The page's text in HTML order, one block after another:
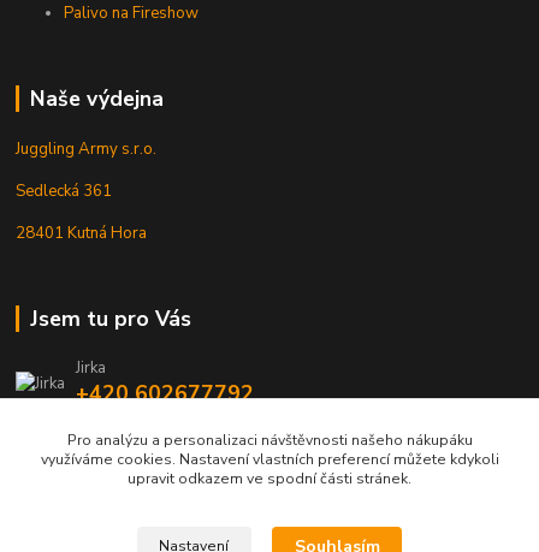
Palivo na Fireshow
Naše výdejna
Juggling Army s.r.o.
Sedlecká 361
28401 Kutná Hora
Jsem tu pro Vás
Jirka
+420 602677792
info@jarmy.cz
Pro analýzu a personalizaci návštěvnosti našeho nákupáku
využíváme cookies. Nastavení vlastních preferencí můžete kdykoli
upravit odkazem ve spodní části stránek.
Nastavení Souhlasím